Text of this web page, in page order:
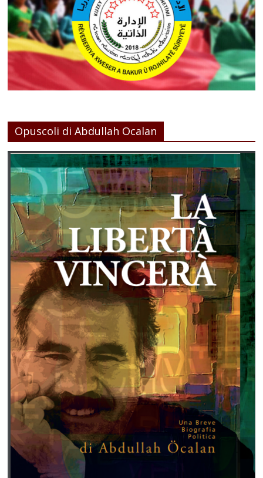
Opuscoli di Abdullah Ocalan